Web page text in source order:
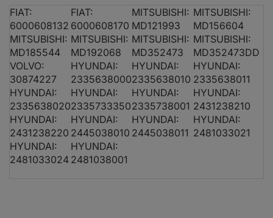
FIAT:
6000608132
FIAT:
6000608170
MITSUBISHI:
MD121993
MITSUBISHI:
MD156604
MITSUBISHI:
MD185544
MITSUBISHI:
MD192068
MITSUBISHI:
MD352473
MITSUBISHI:
MD352473DD
VOLVO:
30874227
HYUNDAI:
2335638000
HYUNDAI:
2335638010
HYUNDAI:
2335638011
HYUNDAI:
2335638020
HYUNDAI:
2335733350
HYUNDAI:
2335738001
HYUNDAI:
2431238210
HYUNDAI:
2431238220
HYUNDAI:
2445038010
HYUNDAI:
2445038011
HYUNDAI:
2481033021
HYUNDAI:
2481033024
HYUNDAI:
2481038001